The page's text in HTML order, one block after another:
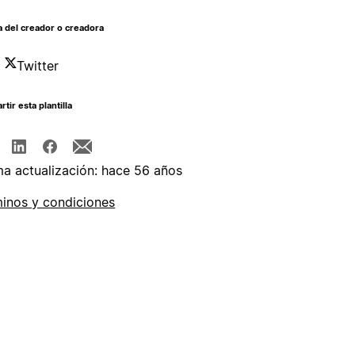
del creador o creadora
Twitter
esta plantilla
actualización: hace 56 años
y condiciones